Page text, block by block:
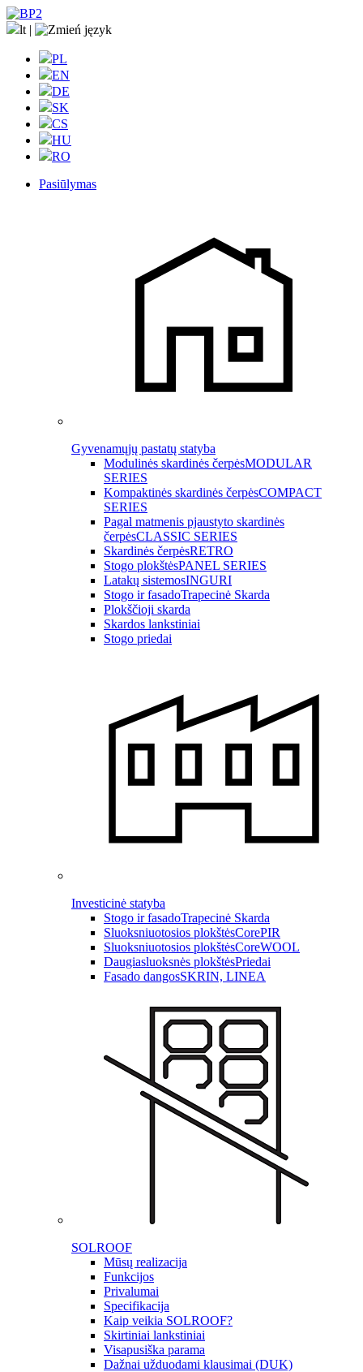
lt |
PL
EN
DE
SK
CS
HU
RO
Pasiūlymas
Gyvenamųjų pastatų statyba
Modulinės skardinės čerpėsMODULAR
SERIES
Kompaktinės skardinės čerpėsCOMPACT
SERIES
Pagal matmenis pjaustyto skardinės
čerpėsCLASSIC SERIES
Skardinės čerpėsRETRO
Stogo plokštėsPANEL SERIES
Latakų sistemosINGURI
Stogo ir fasadoTrapecinė Skarda
Plokščioji skarda
Skardos lankstiniai
Stogo priedai
Investicinė statyba
Stogo ir fasadoTrapecinė Skarda
Sluoksniuotosios plokštėsCorePIR
Sluoksniuotosios plokštėsCoreWOOL
Daugiasluoksnės plokštėsPriedai
Fasado dangosSKRIN, LINEA
SOLROOF
Mūsų realizacija
Funkcijos
Privalumai
Specifikacija
Kaip veikia SOLROOF?
Skirtiniai lankstiniai
Visapusiška parama
Dažnai užduodami klausimai (DUK)